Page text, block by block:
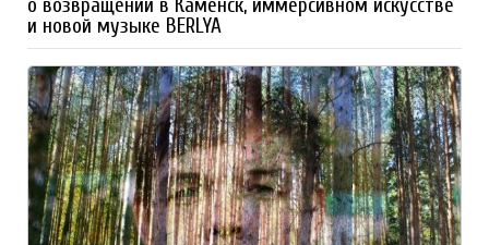
о возвращении в Каменск, иммерсивном искусстве
и новой музыке BERLYA